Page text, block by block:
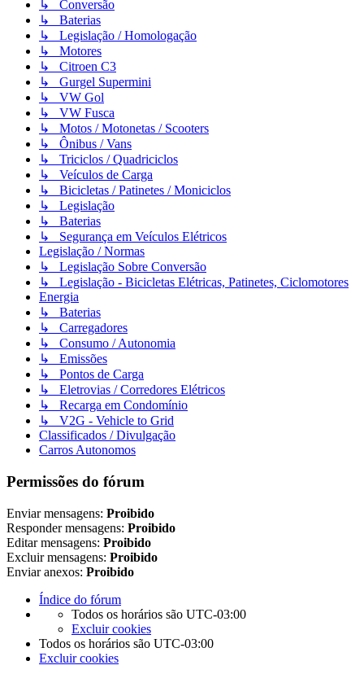
↳ Conversão
↳ Baterias
↳ Legislação / Homologação
↳ Motores
↳ Citroen C3
↳ Gurgel Supermini
↳ VW Gol
↳ VW Fusca
↳ Motos / Motonetas / Scooters
↳ Ônibus / Vans
↳ Triciclos / Quadriciclos
↳ Veículos de Carga
↳ Bicicletas / Patinetes / Moniciclos
↳ Legislação
↳ Baterias
↳ Segurança em Veículos Elétricos
Legislação / Normas
↳ Legislação Sobre Conversão
↳ Legislação - Bicicletas Elétricas, Patinetes, Ciclomotores
Energia
↳ Baterias
↳ Carregadores
↳ Consumo / Autonomia
↳ Emissões
↳ Pontos de Carga
↳ Eletrovias / Corredores Elétricos
↳ Recarga em Condomínio
↳ V2G - Vehicle to Grid
Classificados / Divulgação
Carros Autonomos
Permissões do fórum
Enviar mensagens: Proibido
Responder mensagens: Proibido
Editar mensagens: Proibido
Excluir mensagens: Proibido
Enviar anexos: Proibido
Índice do fórum
Todos os horários são UTC-03:00
Excluir cookies
Todos os horários são UTC-03:00
Excluir cookies